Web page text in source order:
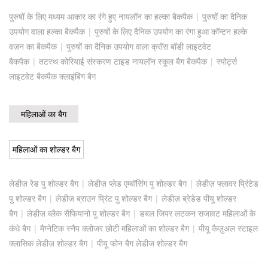
पुरुषों के लिए मध्यम आकार का रंगे हुए नायलॉन का हल्का बैकपैक| पुरुषों का दैनिक
उपयोग वाला हल्का बैकपैक| पुरुषों के लिए दैनिक उपयोग का रंगा हुआ कॉन्टन हल्के
वज़न का बैकपैक| पुरुषों का दैनिक उपयोग वाला क्रॉस बॉडी लाइटवेट
बैकपैक| तटस्थ कोरियाई संस्करण टाइड नायलॉन स्कूल बैग बैकपैक| स्पोर्ट्स
लाइटवेट बैकपैक क्लाइंबिंग बैग
महिलाओं का बैग
महिलाओं का शोल्डर बैग
लेडीज़ रेड पु शोल्डर बैग| लेडीज़ प्लेड एम्बॉसिंग पु शोल्डर बैग| लेडीज़ फ्लावर प्रिंटेड
पु शोल्डर बैग| लेडीज़ ब्राउन प्रिंट पु शोल्डर बैग| लेडीज़ ब्रेडेड पीयू शोल्डर
बैग| लेडीज़ ब्लैक सैफियानो पु शोल्डर बैग| डबल जिपर लटकन सजावट महिलाओं के
कंधे बैग| मैग्नेटिक स्नैप क्लोजर छोटी महिलाओं का शोल्डर बैग| पीयू कैज़ुअल स्टाइल
क्लासिक लेडीज़ शोल्डर बैग| पीयू फोन बैग लेडीज शोल्डर बैग